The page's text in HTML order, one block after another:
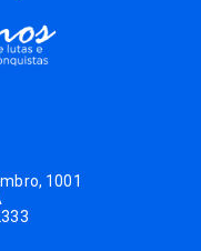
1001